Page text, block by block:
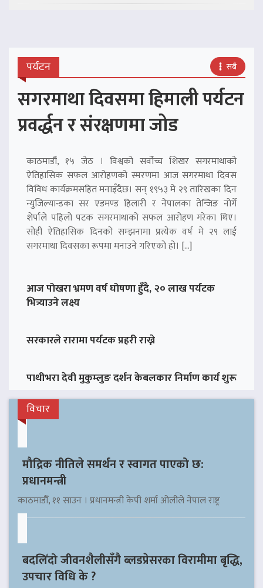
पर्यटन सबै
सगरमाथा दिवसमा हिमाली पर्यटन
प्रवर्द्धन र संरक्षणमा जोड
काठमाडौं, १५ जेठ । विश्वको सर्वोच्च शिखर सगरमाथाको
ऐतिहासिक सफल आरोहणको स्मरणमा आज सगरमाथा दिवस
विविध कार्यक्रमसहित मनाइँदैछ। सन् १९५३ मे २९ तारिखका दिन
न्युजिल्यान्डका सर एडमण्ड हिलारी र नेपालका तेन्जिङ नोर्गे
शेर्पाले पहिलो पटक सगरमाथाको सफल आरोहण गरेका थिए।
सोही ऐतिहासिक दिनको सम्झनामा प्रत्येक वर्ष मे २९ लाई
सगरमाथा दिवसका रूपमा मनाउने गरिएको हो। […]
आज पोखरा भ्रमण वर्ष घोषणा हुँदै, २० लाख पर्यटक
भित्र्याउने लक्ष्य
सरकारले रारामा पर्यटक प्रहरी राख्ने
पाथीभरा देवी मुकुम्लुङ दर्शन केबलकार निर्माण कार्य शुरू
विचार
मौद्रिक नीतिले समर्थन र स्वागत पाएको छ:
प्रधानमन्त्री
काठमाडौँ, ११ साउन । प्रधानमन्त्री केपी शर्मा ओलीले नेपाल राष्ट्र
बदलिँदो जीवनशैलीसँगै ब्लडप्रेसरका विरामीमा बृद्धि,
उपचार विधि के ?